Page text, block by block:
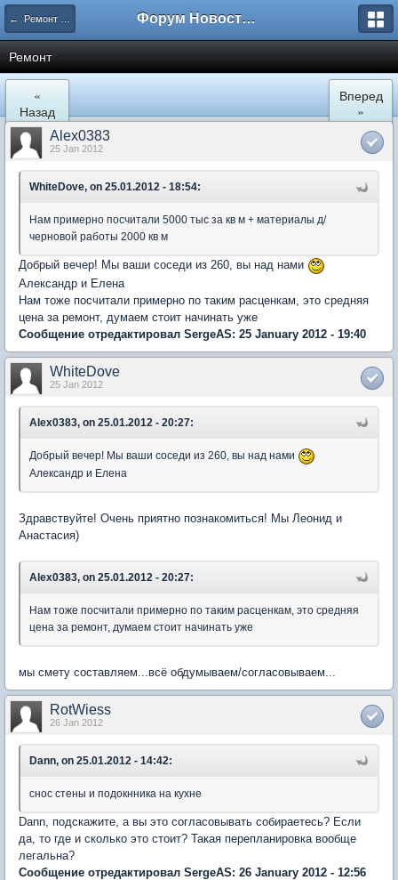
← Ремонт и обустройство Форум Новостройки
Ремонт
«
Назад
Вперед
»
Alex0383
25 Jan 2012
WhiteDove, on 25.01.2012 - 18:54:
Нам примерно посчитали 5000 тыс за кв м + материалы д/
черновой работы 2000 кв м
Добрый вечер! Мы ваши соседи из 260, вы над нами
Александр и Елена
Нам тоже посчитали примерно по таким расценкам, это средняя
цена за ремонт, думаем стоит начинать уже
Сообщение отредактировал SergeAS: 25 January 2012 - 19:40
WhiteDove
25 Jan 2012
Alex0383, on 25.01.2012 - 20:27:
Добрый вечер! Мы ваши соседи из 260, вы над нами
Александр и Елена
Здравствуйте! Очень приятно познакомиться! Мы Леонид и
Анастасия)
Alex0383, on 25.01.2012 - 20:27:
Нам тоже посчитали примерно по таким расценкам, это средняя
цена за ремонт, думаем стоит начинать уже
мы смету составляем...всё обдумываем/согласовываем...
RotWiess
26 Jan 2012
Dann, on 25.01.2012 - 14:42:
снос стены и подокнника на кухне
Dann, подскажите, а вы это согласовывать собираетесь? Если
да, то где и сколько это стоит? Такая перепланировка вообще
легальна?
Сообщение отредактировал SergeAS: 26 January 2012 - 12:56